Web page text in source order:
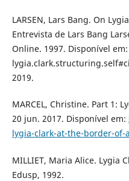
LARSEN, Lars Bang. On
Entrevista de Lars Bang
Online. 1997. Disponível em:
2019.
MARCEL, Christine. Part 1:
20 jun. 2017. Disponível em:
lygia-clark-at-the-border-of-
MILLIET, Maria Alice. Lygia
Edusp, 1992.